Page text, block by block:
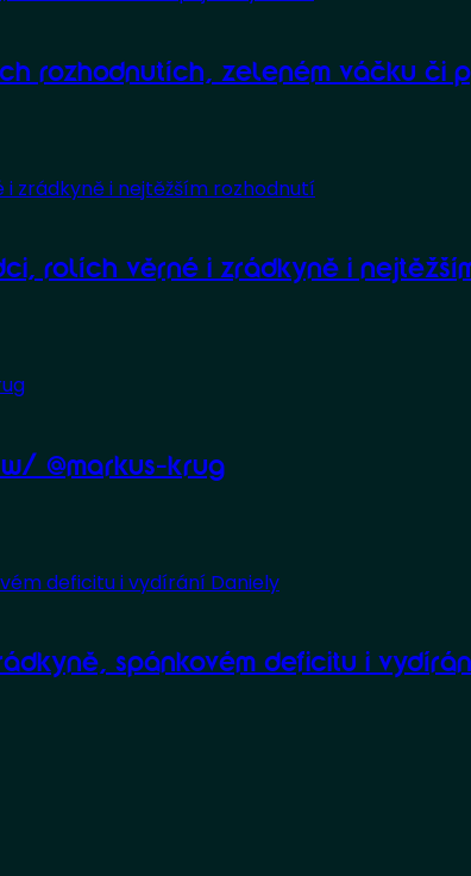
rozhodnutích, zeleném váčku či
rolích věrné i zrádkyně i
w/ @markus-krug
spánkovém deficitu i